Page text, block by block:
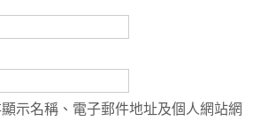
示名稱、電子郵件地址及個人網站網